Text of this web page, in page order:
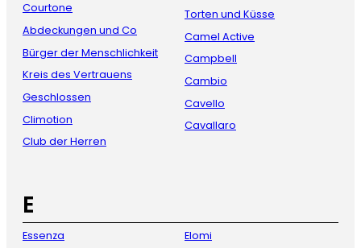
Courtone
Abdeckungen und Co
Bürger der Menschlichkeit
Kreis des Vertrauens
Geschlossen
Climotion
Club der Herren
Torten und Küsse
Camel Active
Campbell
Cambio
Cavello
Cavallaro
E
Essenza Elomi